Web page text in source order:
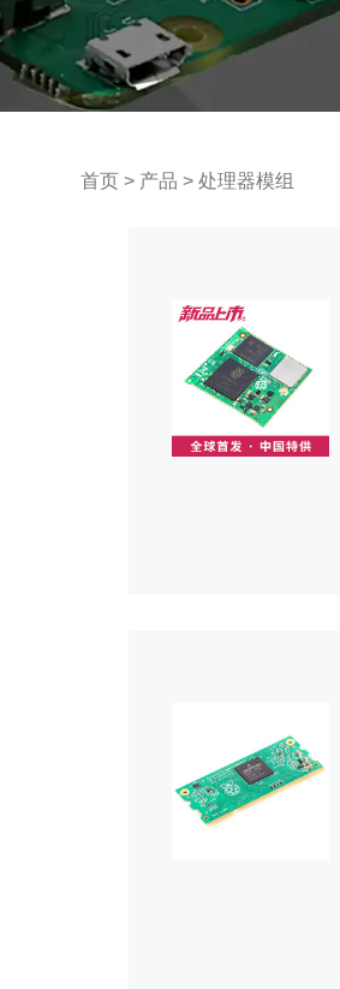
首页 > 产品 >处理器模组